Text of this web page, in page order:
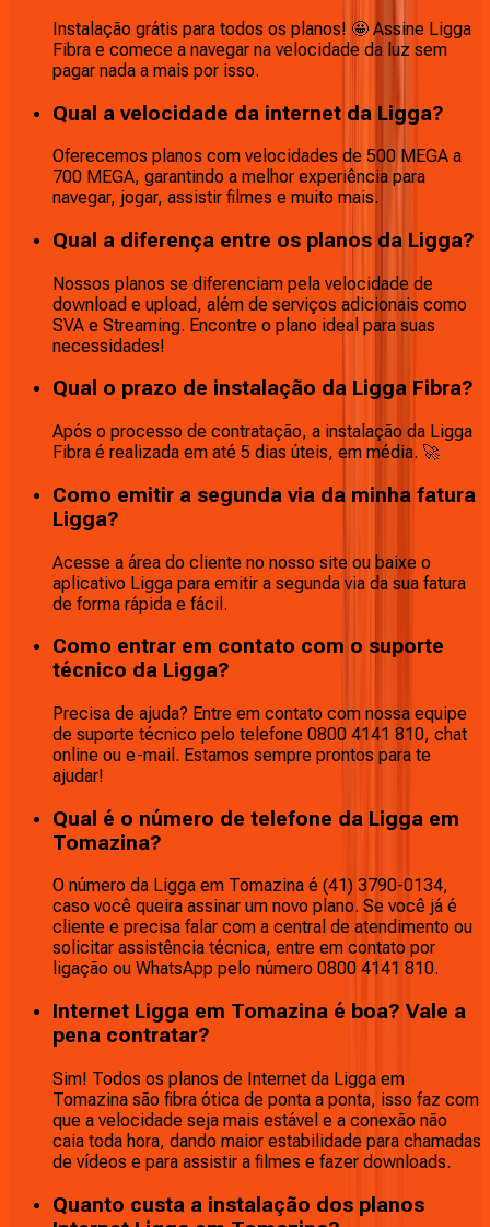
Instalação grátis para todos os planos! 🤩 Assine Ligga
Fibra e comece a navegar na velocidade da luz sem
pagar nada a mais por isso.
Qual a velocidade da internet da Ligga?
Oferecemos planos com velocidades de 500 MEGA a
700 MEGA, garantindo a melhor experiência para
navegar, jogar, assistir filmes e muito mais.
Qual a diferença entre os planos da Ligga?
Nossos planos se diferenciam pela velocidade de
download e upload, além de serviços adicionais como
SVA e Streaming. Encontre o plano ideal para suas
necessidades!
Qual o prazo de instalação da Ligga Fibra?
Após o processo de contratação, a instalação da Ligga
Fibra é realizada em até 5 dias úteis, em média. 🚀
Como emitir a segunda via da minha fatura
Ligga?
Acesse a área do cliente no nosso site ou baixe o
aplicativo Ligga para emitir a segunda via da sua fatura
de forma rápida e fácil.
Como entrar em contato com o suporte
técnico da Ligga?
Precisa de ajuda? Entre em contato com nossa equipe
de suporte técnico pelo telefone 0800 4141 810, chat
online ou e-mail. Estamos sempre prontos para te
ajudar!
Qual é o número de telefone da Ligga em
Tomazina?
O número da Ligga em Tomazina é (41) 3790-0134,
caso você queira assinar um novo plano. Se você já é
cliente e precisa falar com a central de atendimento ou
solicitar assistência técnica, entre em contato por
ligação ou WhatsApp pelo número 0800 4141 810.
Internet Ligga em Tomazina é boa? Vale a
pena contratar?
Sim! Todos os planos de Internet da Ligga em
Tomazina são fibra ótica de ponta a ponta, isso faz com
que a velocidade seja mais estável e a conexão não
caia toda hora, dando maior estabilidade para chamadas
de vídeos e para assistir a filmes e fazer downloads.
Quanto custa a instalação dos planos